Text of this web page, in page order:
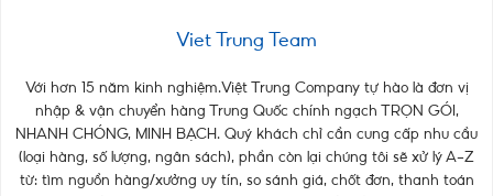
Viet Trung Team
Với hơn 15 năm kinh nghiệm.Việt Trung Company tự hào là đơn vị
nhập & vận chuyển hàng Trung Quốc chính ngạch TRỌN GÓI,
NHANH CHÓNG, MINH BẠCH. Quý khách chỉ cần cung cấp nhu cầu
(loại hàng, số lượng, ngân sách), phần còn lại chúng tôi sẽ xử lý A–Z
từ: tìm nguồn hàng/xưởng uy tín, so sánh giá, chốt đơn, thanh toán